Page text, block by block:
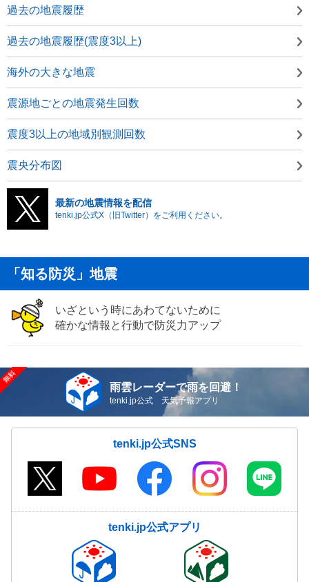
過去の地震履歴
過去の地震履歴(震度3以上)
海外の大きな地震
震源地ごとの地震発生回数
震度3以上の地域別観測回数
震央分布図
最新の地震情報を配信
tenki.jp公式X（旧Twitter）をご利用ください。
「知る防災」地震
いざという時にあわてないために
確かな情報と行動で防災力アップ
雨雲レーダーで雨を回避！
tenki.jp公式 天気予報アプリ
tenki.jp公式SNS
tenki.jp公式アプリ